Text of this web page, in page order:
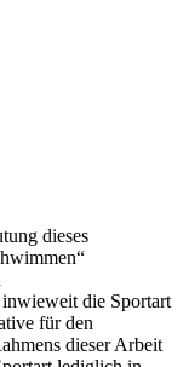
dieses
die Sportart
für den
dieser Arbeit